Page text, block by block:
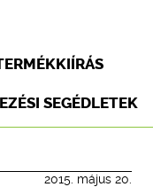
SEGÉDLETEK
2015. május 20.